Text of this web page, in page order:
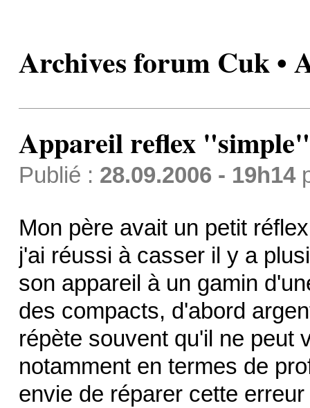
Archives forum Cuk •
Appareil reflex "simple"
Publié : 28.09.2006 - 19h14
Mon père avait un petit
j'ai réussi à casser il y a
son appareil à un gamin
des compacts, d'abord
répète souvent qu'il ne peut
notamment en termes de
envie de réparer cette